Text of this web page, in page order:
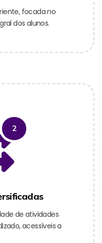
focada no
dos alunos.
2
de atividades
acessíveis a